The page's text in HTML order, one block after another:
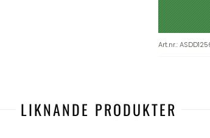
Art.nr.:
LIKNANDE PRODUKTER